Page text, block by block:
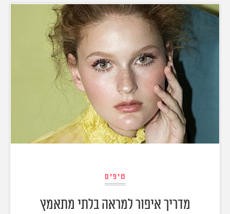
טיפים
מדריך איפור למראה בלתי מתאמץ